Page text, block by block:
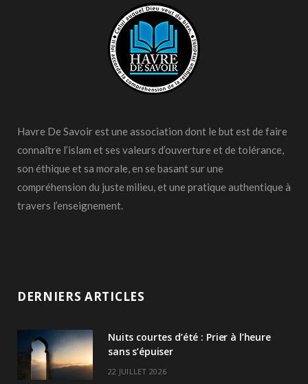
Havre De Savoir est une association dont le but est de faire
connaître l’islam et ses valeurs d’ouverture et de tolérance,
son éthique et sa morale, en se basant sur une
compréhension du juste milieu, et une pratique authentique à
travers l’enseignement.
DERNIERS ARTICLES
Nuits courtes d’été : Prier à l’heure
sans s’épuiser
22 JUILLET 2026